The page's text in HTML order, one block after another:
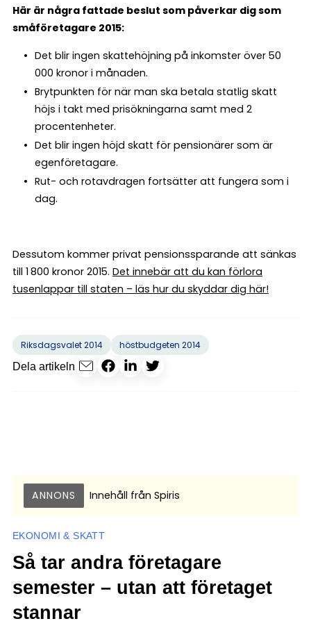
Här är några fattade beslut som påverkar dig som
småföretagare 2015:
Det blir ingen skattehöjning på inkomster över 50
000 kronor i månaden.
Brytpunkten för när man ska betala statlig skatt
höjs i takt med prisökningarna samt med 2
procentenheter.
Det blir ingen höjd skatt för pensionärer som är
egenföretagare.
Rut- och rotavdragen fortsätter att fungera som i
dag.
Dessutom kommer privat pensionssparande att sänkas
till 1 800 kronor 2015. Det innebär att du kan förlora
tusenlappar till staten – läs hur du skyddar dig här!
Riksdagsvalet 2014
höstbudgeten 2014
Dela artikeln
ANNONS Innehåll från Spiris
EKONOMI & SKATT
Så tar andra företagare
semester – utan att företaget
stannar